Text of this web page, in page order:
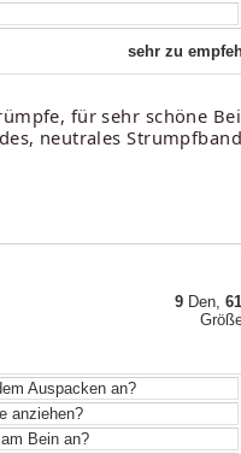
sehr zu
für sehr schöne
neutrales
9 Den,
Auspacken an?
anziehen?
Bein an?